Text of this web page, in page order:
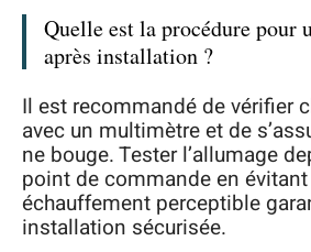
Quelle est la procédure pour
après installation ?
Il est recommandé de vérifier
avec un multimètre et de
ne bouge. Tester l’allumage
point de commande en
échauffement perceptible
installation sécurisée.